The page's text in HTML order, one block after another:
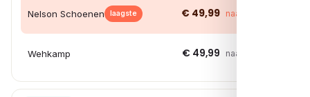
Nelson Schoenen laagste € 49,99 naar shop →
Wehkamp € 49,99 naar shop →